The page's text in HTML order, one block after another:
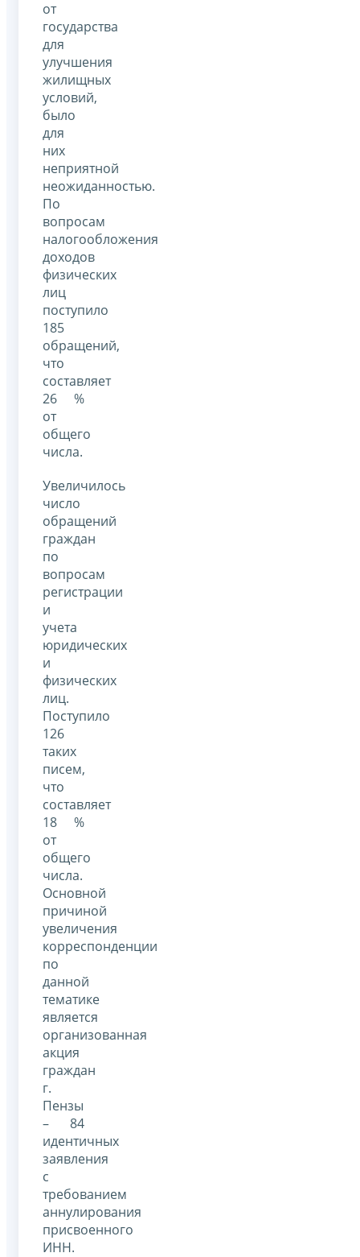
от
государства
для
улучшения
жилищных
условий,
было
для
них
неприятной
неожиданностью.
По
вопросам
налогообложения
доходов
физических
лиц
поступило
185
обращений,
что
составляет
26 %
от
общего
числа.
Увеличилось
число
обращений
граждан
по
вопросам
регистрации
и
учета
юридических
и
физических
лиц.
Поступило
126
таких
писем,
что
составляет
18 %
от
общего
числа.
Основной
причиной
увеличения
корреспонденции
по
данной
тематике
является
организованная
акция
граждан
г.
Пензы
– 84
идентичных
заявления
с
требованием
аннулирования
присвоенного
ИНН.